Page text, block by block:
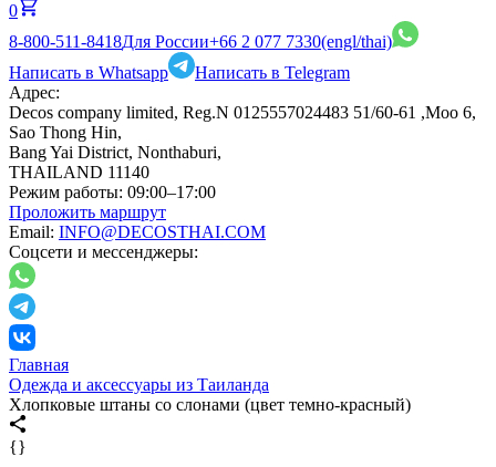
0
8-800-511-8418Для России+66 2 077 7330(engl/thai)
Написать в Whatsapp
Написать в Telegram
Адрес:
Decos company limited, Reg.N 0125557024483 51/60-61 ,Moo 6,
Sao Thong Hin,
Bang Yai District, Nonthaburi,
THAILAND 11140
Режим работы: 09:00–17:00
Проложить маршрут
Email: INFO@DECOSTHAI.COM
Соцсети и мессенджеры:
Главная
Одежда и аксессуары из Таиланда
Хлопковые штаны со слонами (цвет темно-красный)
{}